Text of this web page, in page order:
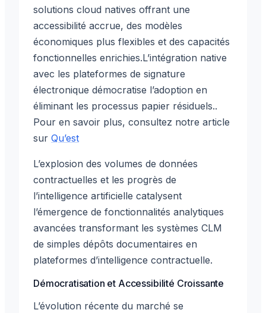
solutions cloud natives offrant une
accessibilité accrue, des modèles
économiques plus flexibles et des capacités
fonctionnelles enrichies.L’intégration native
avec les plateformes de signature
électronique démocratise l’adoption en
éliminant les processus papier résiduels..
Pour en savoir plus, consultez notre article
sur Qu’est
L’explosion des volumes de données
contractuelles et les progrès de
l’intelligence artificielle catalysent
l’émergence de fonctionnalités analytiques
avancées transformant les systèmes CLM
de simples dépôts documentaires en
plateformes d’intelligence contractuelle.
Démocratisation et Accessibilité Croissante
L’évolution récente du marché se